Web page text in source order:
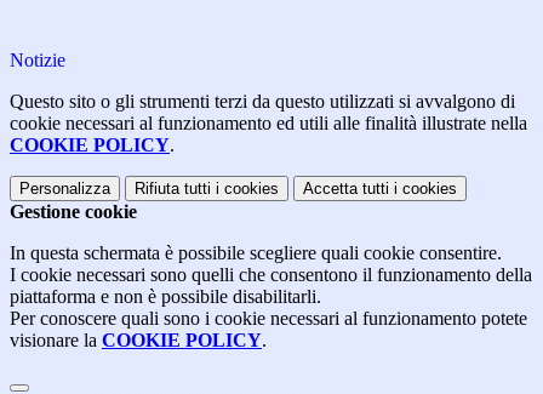
Notizie
Questo sito o gli strumenti terzi da questo utilizzati si avvalgono di
cookie necessari al funzionamento ed utili alle finalità illustrate nella
COOKIE POLICY.
Personalizza Rifiuta tutti i cookies Accetta tutti i cookies
Gestione cookie
In questa schermata è possibile scegliere quali cookie consentire.
I cookie necessari sono quelli che consentono il funzionamento della
piattaforma e non è possibile disabilitarli.
Per conoscere quali sono i cookie necessari al funzionamento potete
visionare la COOKIE POLICY.